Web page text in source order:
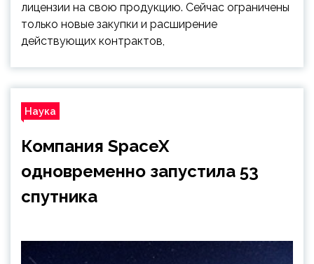
лицензии на свою продукцию. Сейчас ограничены
только новые закупки и расширение
действующих контрактов,
Наука
Компания SpaceX
одновременно запустила 53
спутника